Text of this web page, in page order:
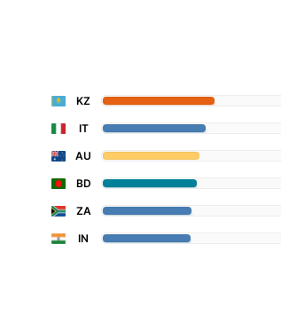
KZ
IT
AU
BD
ZA
IN